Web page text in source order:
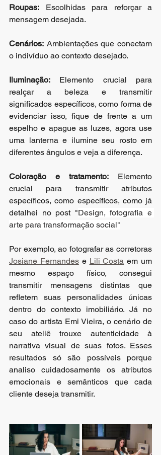
Roupas: Escolhidas para reforçar a
mensagem desejada.
Cenários: Ambientações que conectam
o indivíduo ao contexto desejado.
Iluminação: Elemento crucial para
realçar a beleza e transmitir
significados específicos, como forma de
evidenciar isso, fique de frente a um
espelho e apague as luzes, agora use
uma lanterna e ilumine seu rosto em
diferentes ângulos e veja a diferença.
Coloração e tratamento: Elemento
crucial para transmitir atributos
específicos, como específicos, como já
detalhei no post "Design, fotografia e
arte para transformação social"
Josiane Fernandes e Lili Costa em um
mesmo espaço físico, consegui
transmitir mensagens distintas que
refletem suas personalidades únicas
dentro do contexto imobiliário. Já no
caso do artista Emi Vieira, o cenário de
seu ateliê trouxe autenticidade à
narrativa visual de suas fotos. Esses
resultados só são possíveis porque
analiso cuidadosamente os atributos
emocionais e semânticos que cada
cliente deseja transmitir.